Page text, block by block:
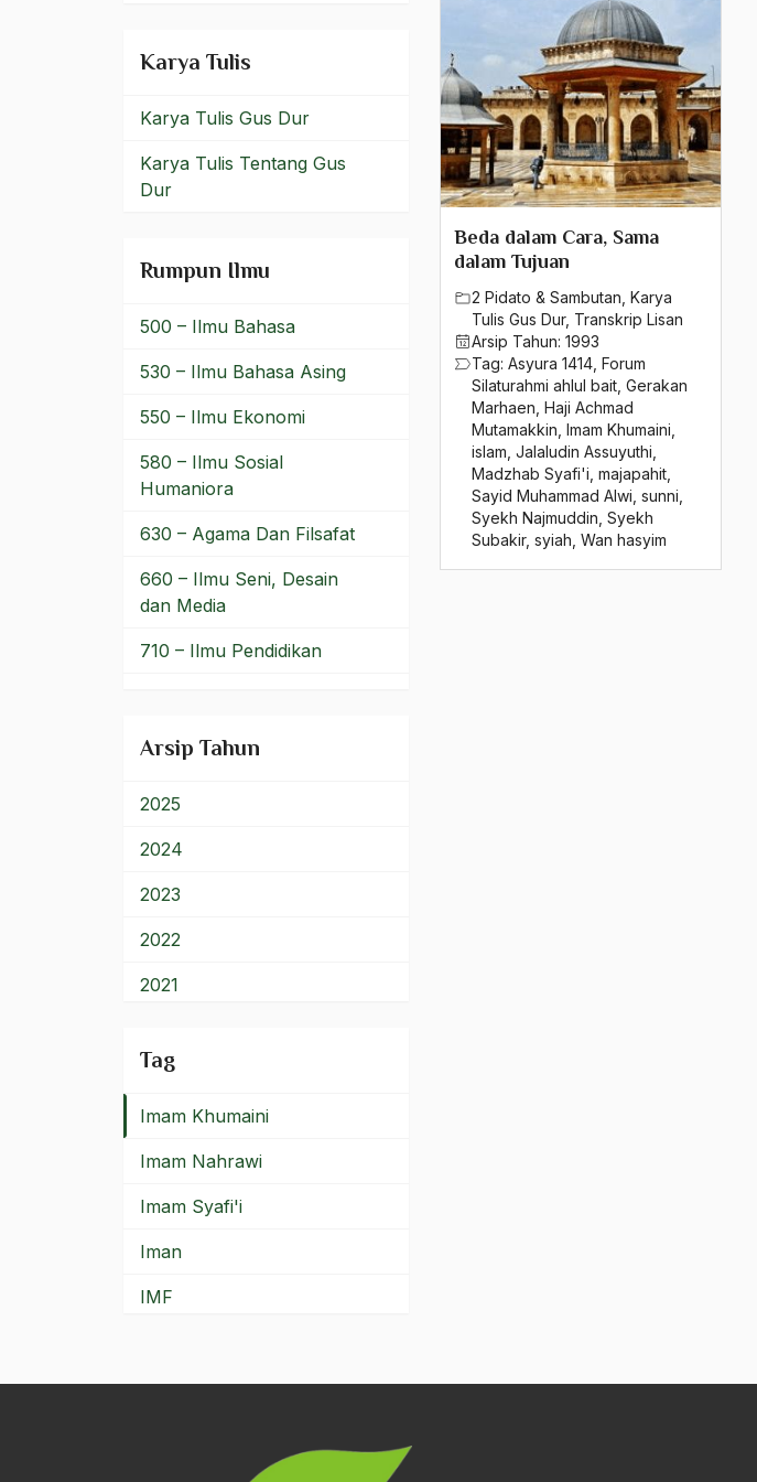
Beda dalam Cara, Sama
dalam Tujuan
2 Pidato & Sambutan Karya
Tulis Gus Dur, Transkrip Lisan
Arsip Tahun: 1993
Tag: Asyura 1414 Forum
Silaturahmi ahlul bait Gerakan
Marhaen Haji Achmad
Mutamakkin Imam Khumaini
islam Jalaludin Assuyuthi
Madzhab Syafi'i majapahit
Sayid Muhammad Alwi sunni
Syekh Najmuddin Syekh
Subakir, syiah Wan hasyim
Karya Tulis
Karya Tulis Gus Dur
Karya Tulis Tentang Gus
Dur
Rumpun Ilmu
500 – Ilmu Bahasa
530 – Ilmu Bahasa Asing
550 – Ilmu Ekonomi
580 – Ilmu Sosial
Humaniora
630 – Agama Dan Filsafat
660 – Ilmu Seni, Desain
dan Media
710 – Ilmu Pendidikan
Arsip Tahun
2025
2024
2023
2022
2021
2019
2018
2017
2016
2015
2014
Tag
Ikhlas
ilir-ilir
Ilmu Agama
Ilmu Bahasa
Ilmu Ekonomi
Ilmu Fiqh
Ilmu Islam
Ilmu Keagamaan Islam
ilmu Ketuhanan
Ilmu Pengetahuan
teknologi
Ilmu Riwayah
Ilmu Sosial
Ilmu Syari'ah
Ilmu tarekat
ilmuan Islam
Ilmuwan
Imam Ayatullah Khomenei
Imam Khumaini
Imam Nahrawi
Imam Syafi'i
Iman
IMF
india